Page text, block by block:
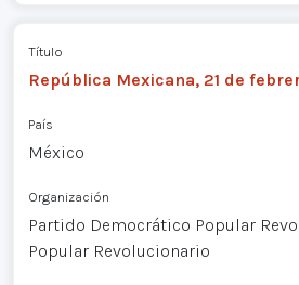
Título
República Mexicana, 21 de
País
México
Organización
Partido Democrático Popular
Popular Revolucionario